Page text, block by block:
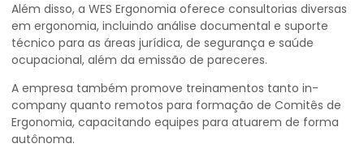
Além disso, a WES Ergonomia oferece consultorias diversas
em ergonomia, incluindo análise documental e suporte
técnico para as áreas jurídica, de segurança e saúde
ocupacional, além da emissão de pareceres.
A empresa também promove treinamentos tanto in-
company quanto remotos para formação de Comitês de
Ergonomia, capacitando equipes para atuarem de forma
autônoma.